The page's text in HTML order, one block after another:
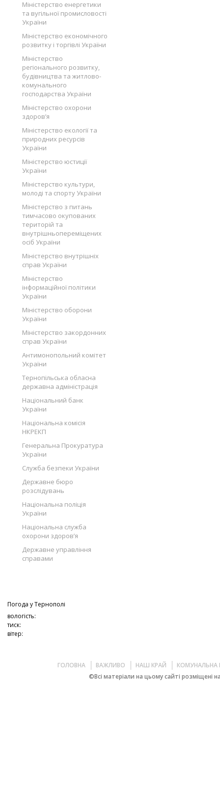
Міністерство енергетики
та вугільної промисловості
України
Міністерство економічного
розвитку і торгівлі України
Міністерство
регіонального розвитку,
будівництва та житлово-
комунального
господарства України
Міністерство охорони
здоров’я
Міністерство екології та
природних ресурсів
України
Міністерство юстиції
України
Міністерство культури,
молоді та спорту України
Міністерство з питань
тимчасово окупованих
територій та
внутрішньопереміщених
осіб України
Міністерство внутрішніх
справ України
Міністерство
інформаційної політики
України
Міністерство оборони
України
Міністерство закордонних
справ України
Антимонопольний комітет
України
Тернопільська обласна
державна адміністрація
Національний банк
України
Національна комісія
НКРЕКП
Генеральна Прокуратура
України
Служба безпеки України
Державне бюро
розслідувань
Національна поліція
України
Національна служба
охорони здоров’я
Державне управління
справами
Погода уТернополі
вологість:
тиск:
вітер:
ГОЛОВНА ВАЖЛИВО НАШ КРАЙ
КОМУНАЛЬНА
©Всі матеріали на цьому сайті розміщені